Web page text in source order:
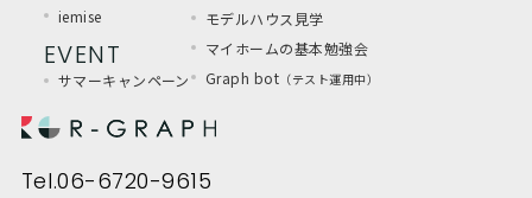
iemise
EVENT
サマーキャンペーン
モデルハウス見学
マイホームの基本勉強会
Graph bot （テスト運用中）
Tel.06-6720-9615